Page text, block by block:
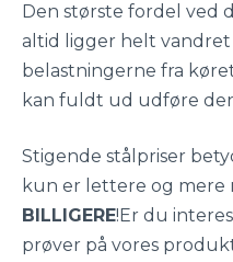
Den største fordel ved
altid ligger helt vandret
belastningerne fra
kan fuldt ud udføre
Stigende stålpriser
kun er lettere og mere
BILLIGERE!Er du
prøver på vores